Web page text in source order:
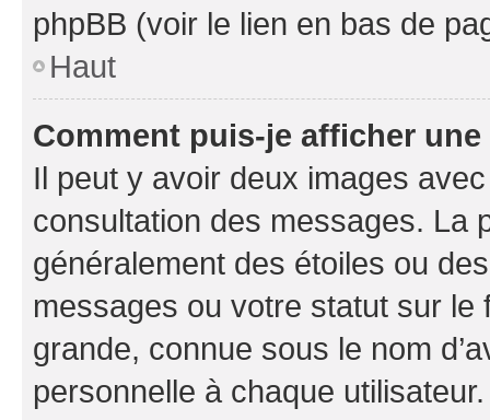
phpBB (voir le lien en bas de
Haut
Comment puis-je afficher
Il peut y avoir deux images
consultation des messages. La
généralement des étoiles ou
messages ou votre statut sur
grande, connue sous le nom
personnelle à chaque utilisateur.